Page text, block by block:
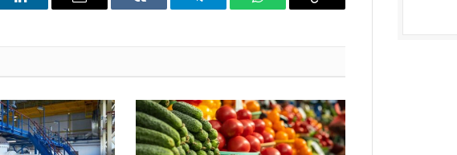
LinkedIn Email VKontakteTelegram WhatsAppCopy